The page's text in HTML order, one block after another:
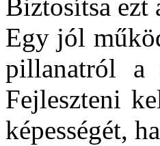
Biztosítsa
Egy jól
pillanatról a
Fejleszteni
képességét,